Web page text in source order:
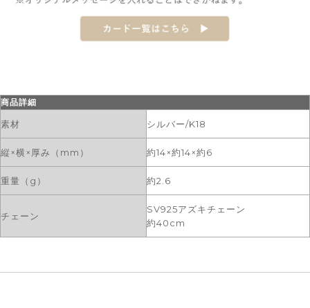
商品詳細
素材 シルバー/K18
縦×横×厚み（mm） 約14×約14×約6
重量（g） 約2.6
チェーン
SV925アズキチェーン
約40cm